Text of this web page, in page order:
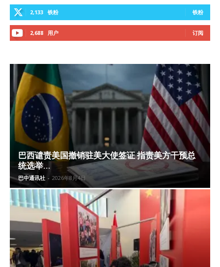
2,133 铁粉 铁粉
2,688 用户 订阅
巴西谴责美国撤销驻美大使签证 指责美方干预总
统选举...
巴中通讯社 - 2026年8月4日